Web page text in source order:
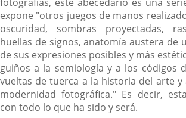
expone "otros juegos de manos
oscuridad, sombras proyectadas,
huellas de signos, anatomía austera de
de sus expresiones posibles y más
guiños a la semiología y a los códigos
vueltas de tuerca a la historia del arte y
modernidad fotográfica." Es decir,
con todo lo que ha sido y será.